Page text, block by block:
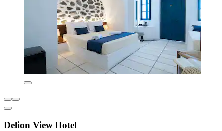
Delion View Hotel